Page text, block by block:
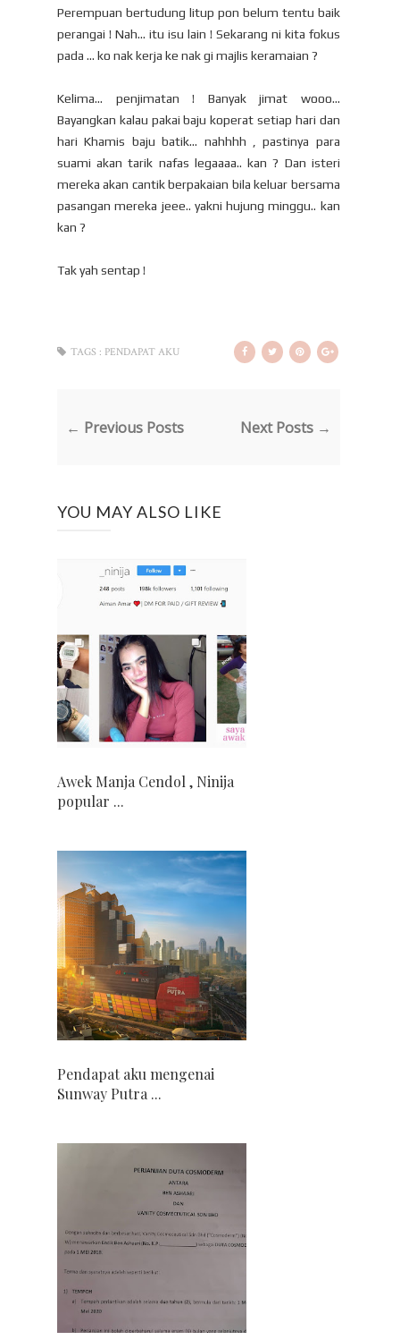
Perempuan bertudung litup pon belum tentu baik
perangai ! Nah... itu isu lain ! Sekarang ni kita fokus
pada ... ko nak kerja ke nak gi majlis keramaian ?
Kelima... penjimatan ! Banyak jimat wooo...
Bayangkan kalau pakai baju koperat setiap hari dan
hari Khamis baju batik... nahhhh , pastinya para
suami akan tarik nafas legaaaa.. kan ? Dan isteri
mereka akan cantik berpakaian bila keluar bersama
pasangan mereka jeee.. yakni hujung minggu.. kan
kan ?
Tak yah sentap !
TAGS : PENDAPAT AKU
← Previous Posts Next Posts →
YOU MAY ALSO LIKE
Awek Manja Cendol , Ninija
popular ...
Pendapat aku mengenai
Sunway Putra ...